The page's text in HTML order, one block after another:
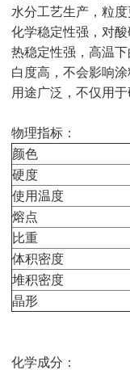
水分工艺生产，粒
化学稳定性强，对
热稳定性强，高温
白度高，不会影响
用途广泛，不仅用
物理指标：
颜色
硬度
使用温度
熔点
比重
体积密度
堆积密度
晶形
化学成分：